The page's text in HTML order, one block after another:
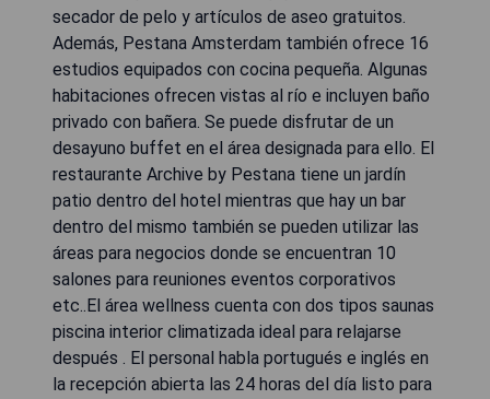
secador de pelo y artículos de aseo gratuitos.
Además, Pestana Amsterdam también ofrece 16
estudios equipados con cocina pequeña. Algunas
habitaciones ofrecen vistas al río e incluyen baño
privado con bañera. Se puede disfrutar de un
desayuno buffet en el área designada para ello. El
restaurante Archive by Pestana tiene un jardín
patio dentro del hotel mientras que hay un bar
dentro del mismo también se pueden utilizar las
áreas para negocios donde se encuentran 10
salones para reuniones eventos corporativos
etc..El área wellness cuenta con dos tipos saunas
piscina interior climatizada ideal para relajarse
después . El personal habla portugués e inglés en
la recepción abierta las 24 horas del día listo para